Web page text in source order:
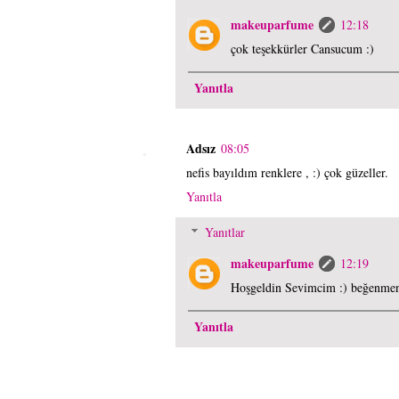
makeuparfume
12:18
çok teşekkürler Cansucum :)
Yanıtla
Adsız 08:05
nefis bayıldım renklere , :) çok güzeller.
Yanıtla
Yanıtlar
makeuparfume
12:19
Hoşgeldin Sevimcim :)
Yanıtla